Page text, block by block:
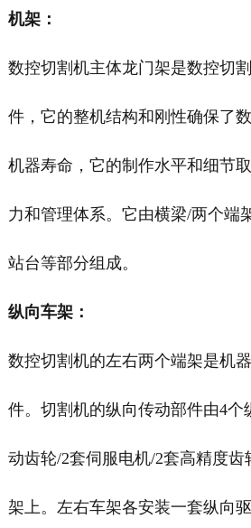
机架：
数控切割机主体龙门架是数控切
件，它的整机结构和刚性确保了
机器寿命，它的制作水平和细节
力和管理体系。它由横梁/两个端
站台等部分组成。
纵向车架：
数控切割机的左右两个端架是机
件。切割机的纵向传动部件由4个
动齿轮/2套伺服电机/2套高精度
架上。左右车架各安装一套纵向